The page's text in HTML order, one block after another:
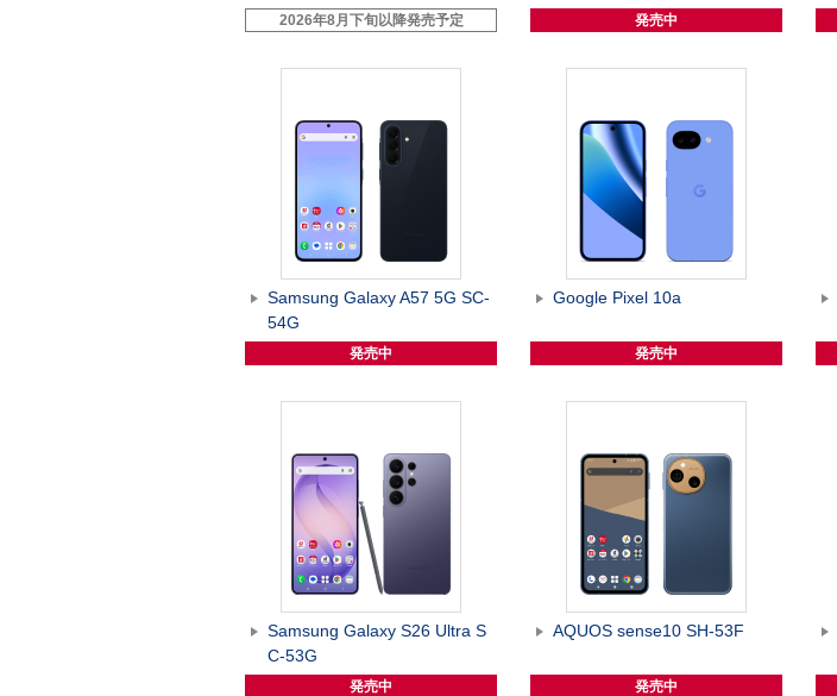
2026年8月下旬以降発売予定 発売中
Samsung Galaxy A57 5G SC-
54G
発売中
Google Pixel 10a
発売中
Samsung Galaxy S26 Ultra S
C-53G
発売中
AQUOS sense10 SH-53F
発売中